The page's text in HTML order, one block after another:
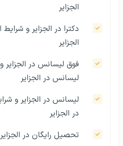
الجزایر
دکترا در الجزایر و
الجزایر
فوق لیسانس در
لیسانس در الجزایر
لیسانس در الجزایر و
در الجزایر
تحصیل رایگان در الجزایر